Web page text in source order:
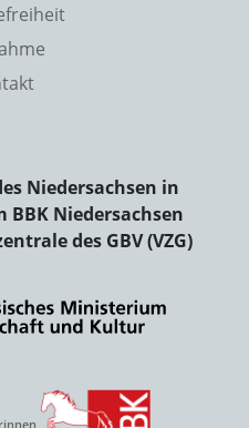
Niedersachsen in
Niedersachsen
des GBV (VZG)